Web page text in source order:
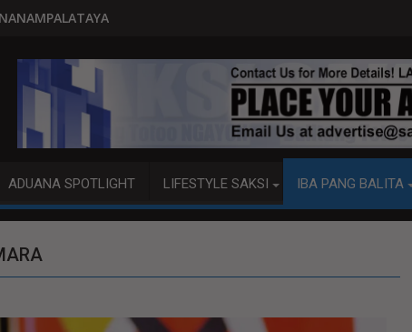
ADUANA SPOTLIGHT LIFESTYLE SAKSI IBA PANG BALITA